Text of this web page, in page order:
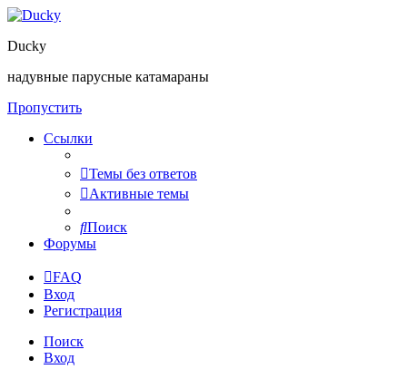
Ducky
надувные парусные катамараны
Пропустить
Ссылки
Темы без ответов
Активные темы
Поиск
Форумы
FAQ
Вход
Регистрация
Поиск
Вход